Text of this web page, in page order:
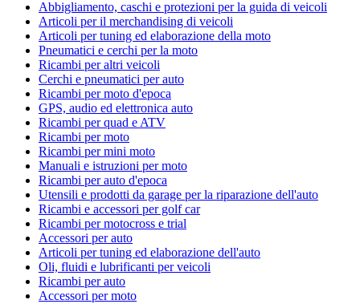
Abbigliamento, caschi e protezioni per la guida di veicoli
Articoli per il merchandising di veicoli
Articoli per tuning ed elaborazione della moto
Pneumatici e cerchi per la moto
Ricambi per altri veicoli
Cerchi e pneumatici per auto
Ricambi per moto d'epoca
GPS, audio ed elettronica auto
Ricambi per quad e ATV
Ricambi per moto
Ricambi per mini moto
Manuali e istruzioni per moto
Ricambi per auto d'epoca
Utensili e prodotti da garage per la riparazione dell'auto
Ricambi e accessori per golf car
Ricambi per motocross e trial
Accessori per auto
Articoli per tuning ed elaborazione dell'auto
Oli, fluidi e lubrificanti per veicoli
Ricambi per auto
Accessori per moto